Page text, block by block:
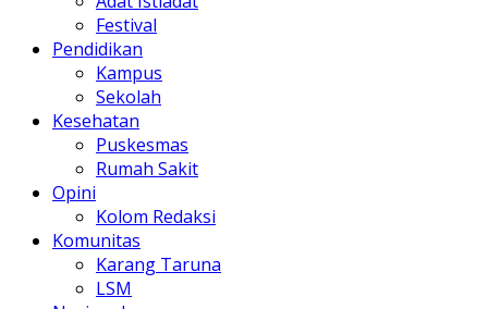
Festival
Pendidikan
Kampus
Sekolah
Kesehatan
Puskesmas
Rumah Sakit
Opini
Kolom Redaksi
Komunitas
Karang Taruna
LSM